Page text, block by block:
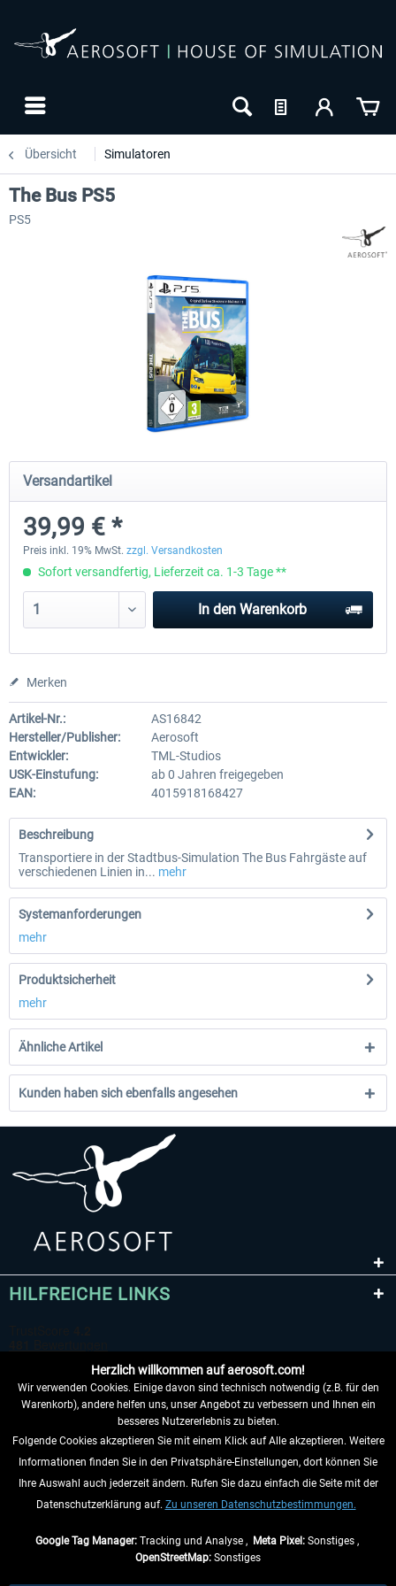
Übersicht Simulatoren
Fernbus Simulator
29,95 € *
Train Simulator Classic
The Bus PS5
PS5
Versandartikel
39,99 € *
Preis inkl. 19% MwSt. zzgl. Versandkosten
Sofort versandfertig, Lieferzeit ca. 1-3 Tage **
In den Warenkorb
Merken
Artikel-Nr.:
AS16842
Hersteller/Publisher:
Aerosoft
Entwickler:
TML-Studios
USK-Einstufung:
ab 0 Jahren freigegeben
EAN:
4015918168427
Beschreibung
Transportiere in der Stadtbus-Simulation The Bus Fahrgäste auf
verschiedenen Linien in... mehr
Systemanforderungen
mehr
Produktsicherheit
mehr
Ähnliche Artikel
Kunden haben sich ebenfalls angesehen
HILFREICHE LINKS
VERTRAG WIDERRUFEN
INFORMATIONEN
Herzlich willkommen auf aerosoft.com!
Wir verwenden Cookies. Einige davon sind technisch notwendig (z.B. für den
Warenkorb), andere helfen uns, unser Angebot zu verbessern und Ihnen ein
besseres Nutzererlebnis zu bieten.
Folgende Cookies akzeptieren Sie mit einem Klick auf Alle akzeptieren. Weitere
Informationen finden Sie in den Privatsphäre-Einstellungen, dort können Sie
Ihre Auswahl auch jederzeit ändern. Rufen Sie dazu einfach die Seite mit der
Datenschutzerklärung auf. Zu unseren Datenschutzbestimmungen.
Google Tag Manager:Tracking und Analyse , Meta Pixel:Sonstiges ,
OpenStreetMap: Sonstiges